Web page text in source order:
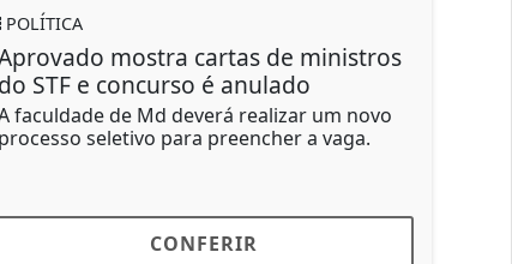
novo
TCU aponta R$ 55 milhões em
prejuízos nas 'emendas PIX'
Dino afirmou que os dados do TCU
demonstram a continuidade de